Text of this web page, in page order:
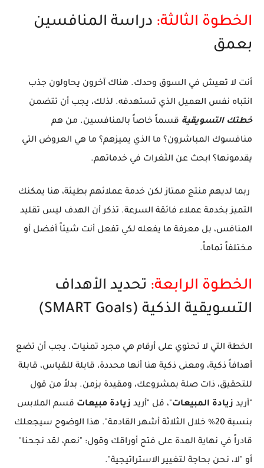
الخطوة الثالثة: دراسة المنافسين
بعمق
أنت لا تعيش في السوق وحدك. هناك آخرون يحاولون جذب
انتباه نفس العميل الذي تستهدفه. لذلك، يجب أن تتضمن
خطتك التسويقية قسماً خاصاً بالمنافسين. من هم
منافسوك المباشرون؟ ما الذي يميزهم؟ ما هي العروض التي
يقدمونها؟ ابحث عن الثغرات في خدماتهم.
ربما لديهم منتج ممتاز لكن خدمة عملائهم بطيئة، هنا يمكنك
التميز بخدمة عملاء فائقة السرعة. تذكر أن الهدف ليس تقليد
المنافس، بل معرفة ما يفعله لكي تفعل أنت شيئاً أفضل أو
مختلفاً تماماً.
الخطوة الرابعة: تحديد الأهداف
التسويقية الذكية (SMART Goals)
الخطة التي لا تحتوي على أرقام هي مجرد تمنيات. يجب أن تضع
أهدافاً ذكية، ومعنى ذكية هنا أنها محددة، قابلة للقياس، قابلة
للتحقيق، ذات صلة بمشروعك، ومقيدة بزمن. بدلاً من قول
"أريد زيادة المبيعات"، قل "أريد زيادة مبيعات قسم الملابس
بنسبة 20% خلال الثلاثة أشهر القادمة". هذا الوضوح سيجعلك
قادراً في نهاية المدة على فتح أوراقك وقول: "نعم، لقد نجحنا"
أو "لا، نحن بحاجة لتغيير الاستراتيجية".